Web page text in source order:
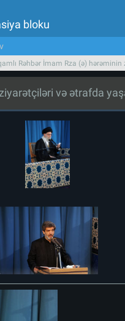
bloku
Rəhbər İmam Rza (ə)
və ətrafda